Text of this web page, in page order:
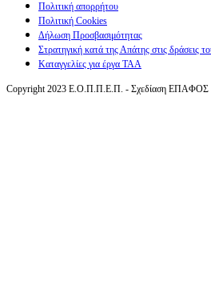
Πολιτική απορρήτου
Πολιτική Cookies
Δήλωση Προσβασιμότητας
Στρατηγική κατά της Απάτης στις δράσεις
Καταγγελίες για έργα ΤΑΑ
Copyright 2023 Ε.Ο.Π.Π.Ε.Π. - Σχεδίαση ΕΠΑΦΟΣ